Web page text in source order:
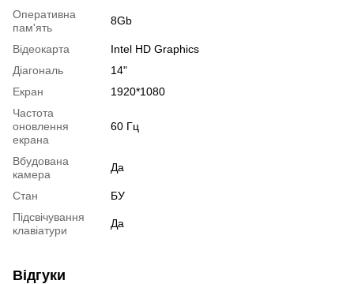
Оперативна
пам'ять
8Gb
Відеокарта
Intel HD Graphics
Діагональ
14"
Екран
1920*1080
Частота
оновлення
екрана
60 Гц
Вбудована
камера
Да
Стан
БУ
Підсвічування
клавіатури
Да
Відгуки